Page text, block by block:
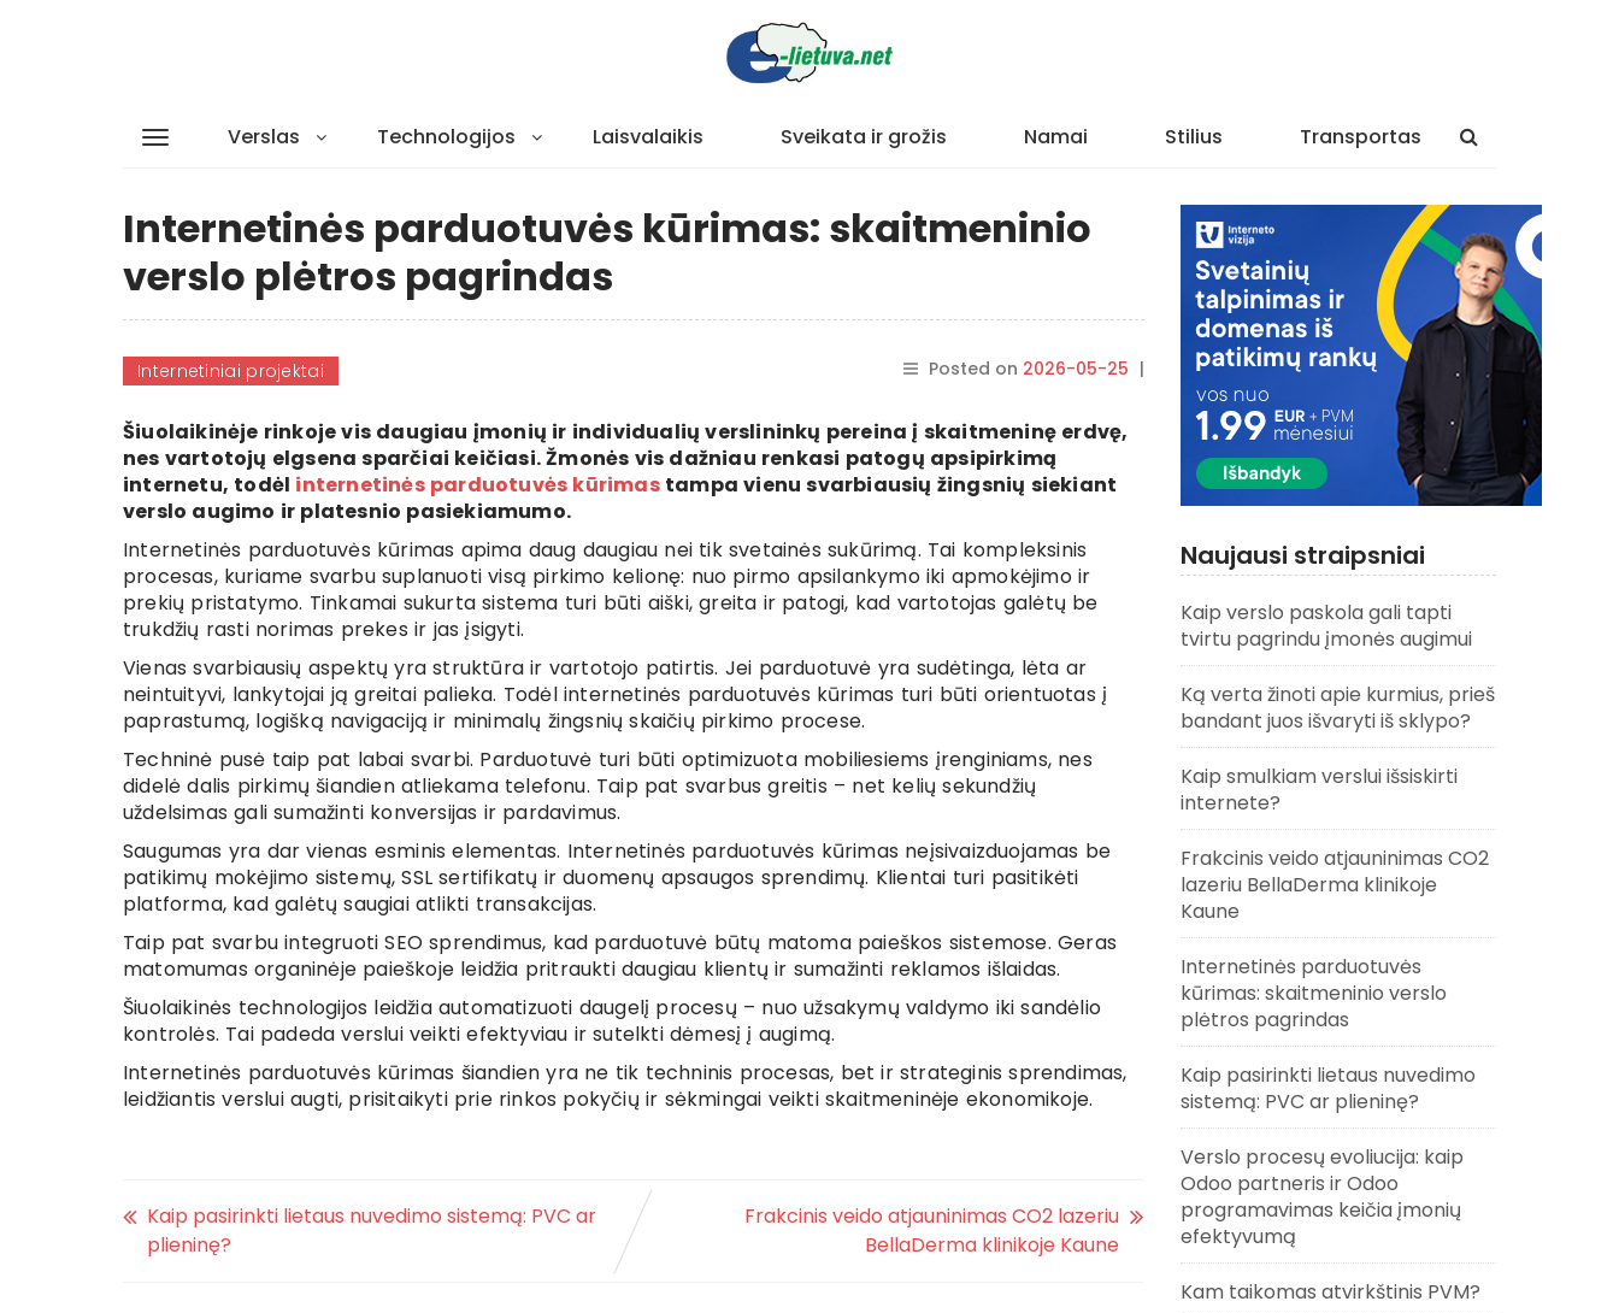
Verslas Technologijos Laisvalaikis Sveikata ir grožis Namai Stilius Transportas
Internetinės parduotuvės kūrimas: skaitmeninio
verslo plėtros pagrindas
Internetiniai projektai Posted on 2026-05-25 |
ContentMarketing
Šiuolaikinėje rinkoje vis daugiau įmonių ir individualių verslininkų pereina į skaitmeninę erdvę,
nes vartotojų elgsena sparčiai keičiasi. Žmonės vis dažniau renkasi patogų apsipirkimą
internetu, todėl internetinės parduotuvės kūrimastampa vienu svarbiausių žingsnių siekiant
verslo augimo ir platesnio pasiekiamumo.
Internetinės parduotuvės kūrimas apima daug daugiau nei tik svetainės sukūrimą. Tai kompleksinis
procesas, kuriame svarbu suplanuoti visą pirkimo kelionę: nuo pirmo apsilankymo iki apmokėjimo ir
prekių pristatymo. Tinkamai sukurta sistema turi būti aiški, greita ir patogi, kad vartotojas galėtų be
trukdžių rasti norimas prekes ir jas įsigyti.
Vienas svarbiausių aspektų yra struktūra ir vartotojo patirtis. Jei parduotuvė yra sudėtinga, lėta ar
neintuityvi, lankytojai ją greitai palieka. Todėl internetinės parduotuvės kūrimas turi būti orientuotas į
paprastumą, logišką navigaciją ir minimalų žingsnių skaičių pirkimo procese.
Techninė pusė taip pat labai svarbi. Parduotuvė turi būti optimizuota mobiliesiems įrenginiams, nes
didelė dalis pirkimų šiandien atliekama telefonu. Taip pat svarbus greitis – net kelių sekundžių
uždelsimas gali sumažinti konversijas ir pardavimus.
Saugumas yra dar vienas esminis elementas. Internetinės parduotuvės kūrimas neįsivaizduojamas be
patikimų mokėjimo sistemų, SSL sertifikatų ir duomenų apsaugos sprendimų. Klientai turi pasitikėti
platforma, kad galėtų saugiai atlikti transakcijas.
Taip pat svarbu integruoti SEO sprendimus, kad parduotuvė būtų matoma paieškos sistemose. Geras
matomumas organinėje paieškoje leidžia pritraukti daugiau klientų ir sumažinti reklamos išlaidas.
Šiuolaikinės technologijos leidžia automatizuoti daugelį procesų – nuo užsakymų valdymo iki sandėlio
kontrolės. Tai padeda verslui veikti efektyviau ir sutelkti dėmesį į augimą.
Internetinės parduotuvės kūrimas šiandien yra ne tik techninis procesas, bet ir strateginis sprendimas,
leidžiantis verslui augti, prisitaikyti prie rinkos pokyčių ir sėkmingai veikti skaitmeninėje ekonomikoje.
Kaip pasirinkti lietaus nuvedimo sistemą: PVC ar
plieninę?
Frakcinis veido atjauninimas CO2 lazeriu
BellaDerma klinikoje Kaune
Naujausi straipsniai
Kaip verslo paskola gali tapti
tvirtu pagrindu įmonės augimui
Ką verta žinoti apie kurmius, prieš
bandant juos išvaryti iš sklypo?
Kaip smulkiam verslui išsiskirti
internete?
Frakcinis veido atjauninimas CO2
lazeriu BellaDerma klinikoje
Kaune
Internetinės parduotuvės
kūrimas: skaitmeninio verslo
plėtros pagrindas
Kaip pasirinkti lietaus nuvedimo
sistemą: PVC ar plieninę?
Verslo procesų evoliucija: kaip
Odoo partneris ir Odoo
programavimas keičia įmonių
efektyvumą
Kam taikomas atvirkštinis PVM?